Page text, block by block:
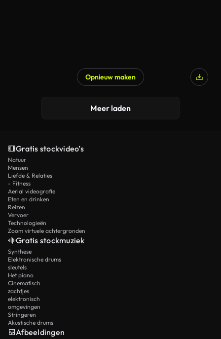
Opnieuw maken
Meer laden
Gratis stockvideo’s
Natuur
Mensen
Liefde & Relaties
- Fitness
Aerial videografie
Eten en drinken
Reizen
Vervoer
Technologieën
Zoom virtuele achtergronden
Gratis stockmuziek
Synthese
Elektronische drums
sleutels
Het piano
Cinematisch
zachtjes
elektronisch
omgevingen
Stringeren
Akustische drums
Afbeeldingen